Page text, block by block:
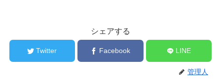
シェアする
Twitter Facebook LINE
管理人